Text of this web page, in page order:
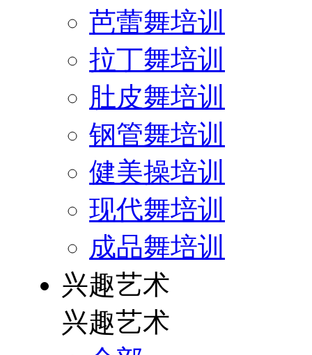
芭蕾舞培训
拉丁舞培训
肚皮舞培训
钢管舞培训
健美操培训
现代舞培训
成品舞培训
兴趣艺术
兴趣艺术